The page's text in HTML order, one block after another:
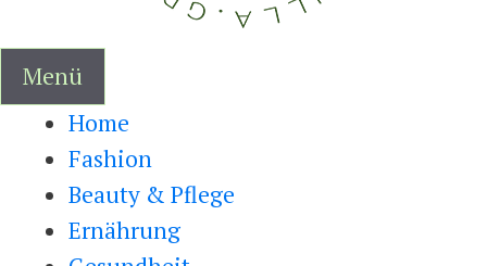
Menü
Home
Fashion
Beauty & Pflege
Ernährung